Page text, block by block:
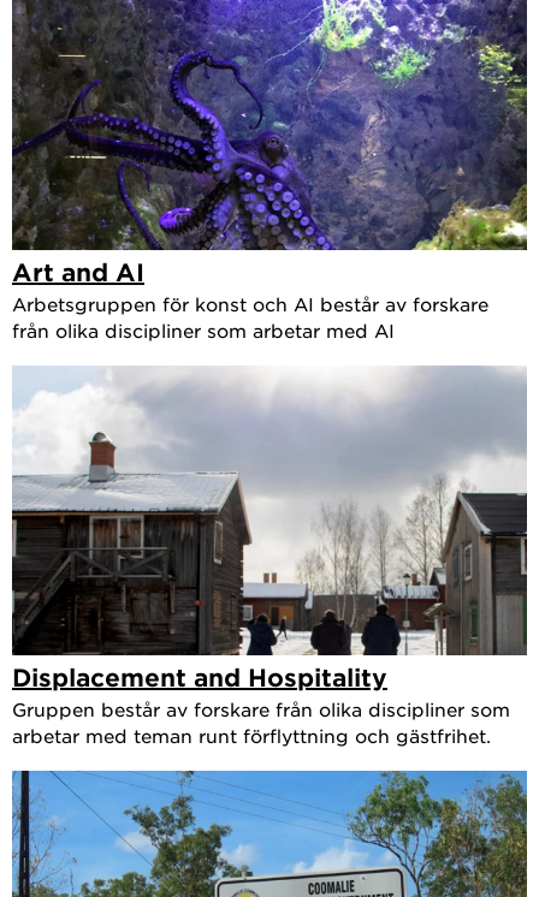
Art and AI
Arbetsgruppen för konst och AI består av forskare
från olika discipliner som arbetar med AI
Displacement and Hospitality
Gruppen består av forskare från olika discipliner som
arbetar med teman runt förflyttning och gästfrihet.